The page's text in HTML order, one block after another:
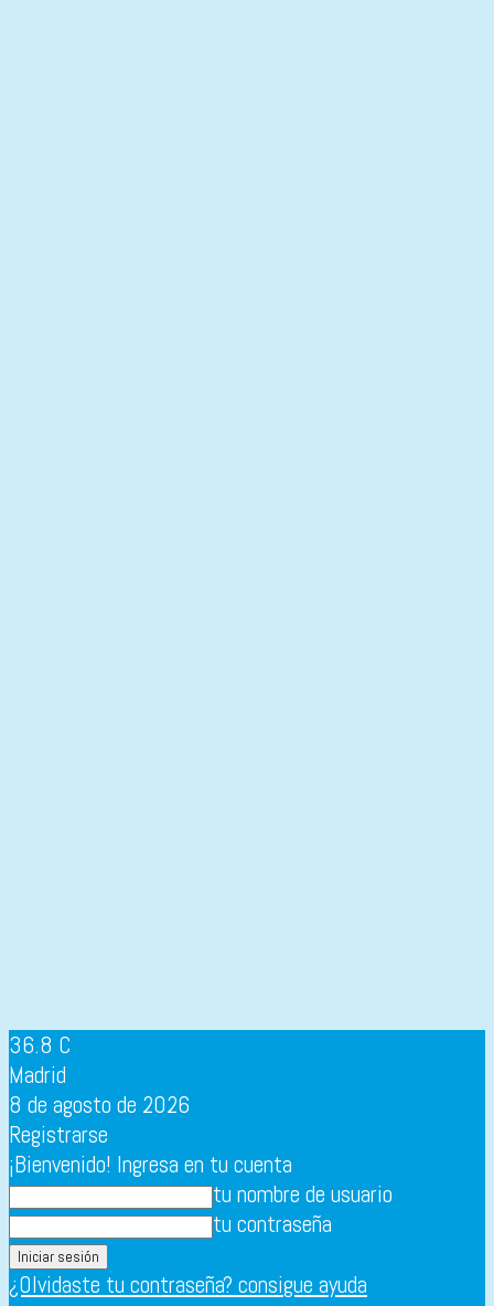
36.8 C
Madrid
8 de agosto de 2026
Registrarse
¡Bienvenido! Ingresa en tu cuenta
tu nombre de usuario
tu contraseña
¿Olvidaste tu contraseña? consigue ayuda